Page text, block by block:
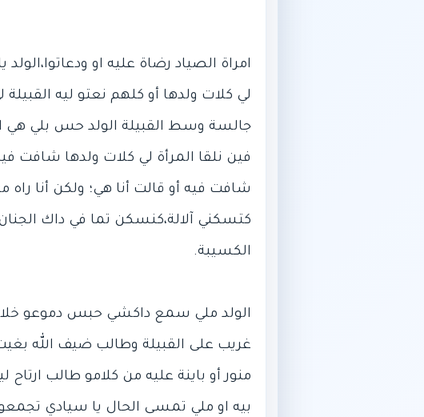
امراة الصياد رضاة عليه او
لي كلات ولدها أو كلهم نعتو ليه
جالسة وسط القبيلة الولد حس بلي هي
فين نلقا المرأة لي كلات ولدها شافت
شافت فيه أو قالت أنا هي؛ ولكن أنا راه
كتسكني آلالة،كنسكن تما في داك
الولد ملي سمع داكشي حبس دموعو
غريب على القبيلة وطالب ضيف الله
منور أو باينة عليه من كلامو طالب
بيه او ملي تمسى الحال يا سيادي